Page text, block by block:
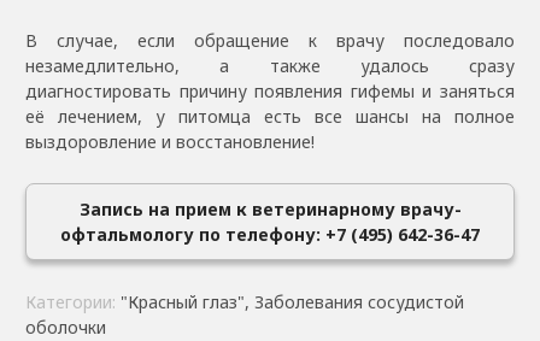
В случае, если обращение к врачу последовало
незамедлительно, а также удалось сразу
диагностировать причину появления гифемы и заняться
её лечением, у питомца есть все шансы на полное
выздоровление и восстановление!
Запись на прием к ветеринарному врачу-
офтальмологу по телефону: +7 (495) 642-36-47
Категории: "Красный глаз", Заболевания сосудистой
оболочки